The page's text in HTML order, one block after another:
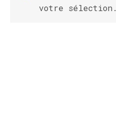
votre sélection.